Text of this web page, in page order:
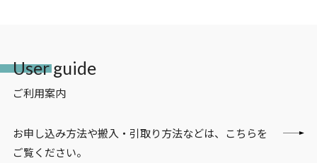
User guide
ご利用案内
お申し込み方法や搬入・引取り方法などは、こちらを
ご覧ください。